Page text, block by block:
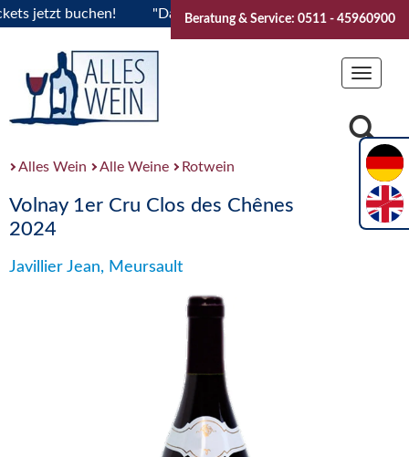
jetzt buchen! "Das Sommerfest 2026" Vive la
Beratung & Service: 0511 - 45960900
Toggle
Alles Wein Alle Weine Rotwein
Volnay 1er Cru Clos des Chênes
2024
Javillier Jean, Meursault